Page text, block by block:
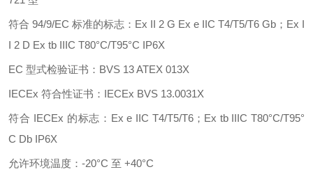
符合 94/9/EC 标准的标志：Ex II 2 G Ex e IIC T4/T5/T6 Gb；Ex I
I 2 D Ex tb IIIC T80°C/T95°C IP6X
EC 型式检验证书：BVS 13 ATEX 013X
IECEx 符合性证书：IECEx BVS 13.0031X
符合 IECEx 的标志：Ex e IIC T4/T5/T6；Ex tb IIIC T80°C/T95°
C Db IP6X
允许环境温度： -20°C 至 +40°C